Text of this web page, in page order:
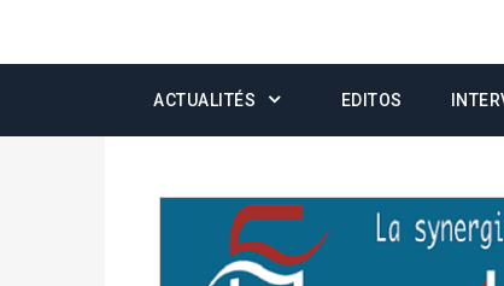
Politique-Candidats : désignez vos
du 16 au 31 mai 2026
Politique- Délégués de bureaux de
ACTUALITÉS EDITOS